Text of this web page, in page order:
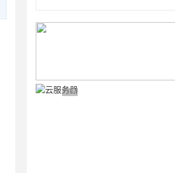
广告 商业广告，理性选择